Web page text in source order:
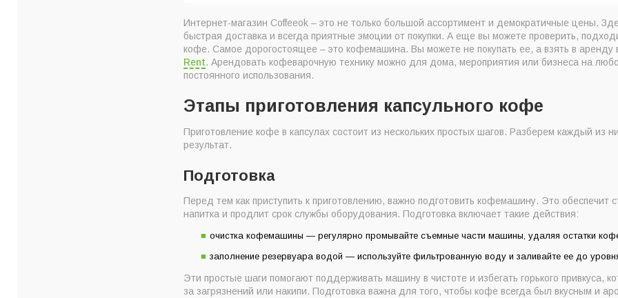
Интернет-магазин Coffeeok – это не только большой ассортимент и демократичные цены.
быстрая доставка и всегда приятные эмоции от покупки. А еще вы можете проверить,
кофе. Самое дорогостоящее – это кофемашина. Вы можете не покупать ее, а взять в аренду
Rent. Арендовать кофеварочную технику можно для дома, мероприятия или бизнеса на
постоянного использования.
Этапы приготовления капсульного кофе
Приготовление кофе в капсулах состоит из нескольких простых шагов. Разберем каждый из
результат.
Подготовка
Перед тем как приступить к приготовлению, важно подготовить кофемашину. Это обеспечит
напитка и продлит срок службы оборудования. Подготовка включает такие действия:
очистка кофемашины — регулярно промывайте съемные части машины, удаляя остатки
заполнение резервуара водой — используйте фильтрованную воду и заливайте ее до
Эти простые шаги помогают поддерживать машину в чистоте и избегать горького привкуса,
за загрязнений или накипи. Подготовка важна для того, чтобы кофе всегда был вкусным и